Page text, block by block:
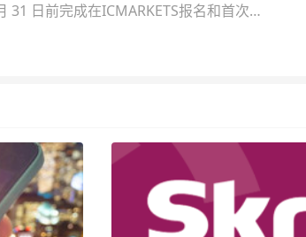
日前完成在ICMARKETS报名和首次入